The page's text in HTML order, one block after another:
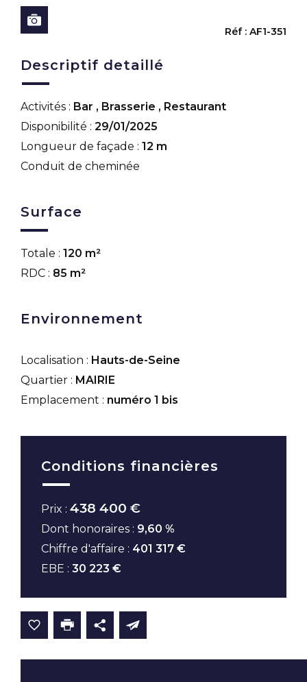
Réf : AF1-351
Descriptif detaillé
Activités : Bar , Brasserie , Restaurant
Disponibilité : 29/01/2025
Longueur de façade : 12 m
Conduit de cheminée
Surface
Totale : 120 m²
RDC : 85 m²
Environnement
Localisation : Hauts-de-Seine
Quartier : MAIRIE
Emplacement : numéro 1 bis
Conditions financières
Prix : 438 400 €
Dont honoraires : 9,60 %
Chiffre d'affaire : 401 317 €
EBE : 30 223 €